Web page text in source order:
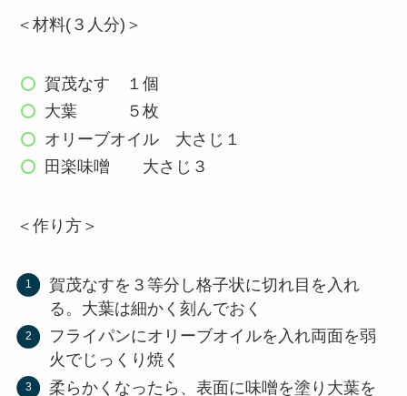
＜材料(３人分)＞
賀茂なす １個
大葉 ５枚
オリーブオイル 大さじ１
田楽味噌 大さじ３
＜作り方＞
賀茂なすを３等分し格子状に切れ目を入れ
る。大葉は細かく刻んでおく
フライパンにオリーブオイルを入れ両面を弱
火でじっくり焼く
柔らかくなったら、表面に味噌を塗り大葉を